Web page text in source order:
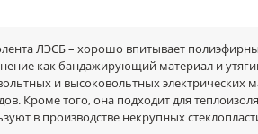
ЛЭСБ – хорошо впитывает
как бандажирующий материал и
и высоковольтных электрических
Кроме того, она подходит для
в производстве некрупных